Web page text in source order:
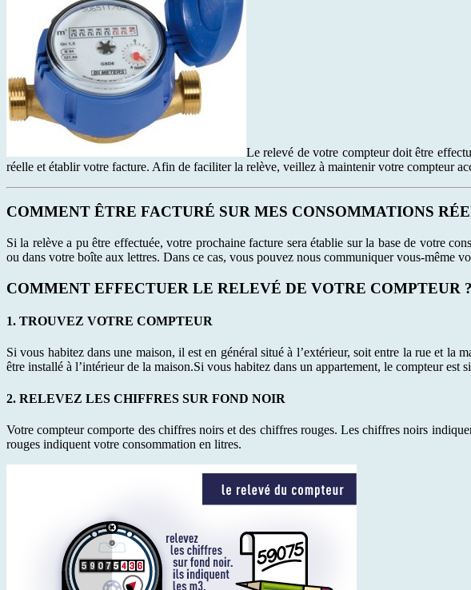
Le relevé de votre compteur doit être
réelle et établir votre facture. Afin de faciliter la relève, veillez à maintenir votre compteur
COMMENT ÊTRE FACTURÉ SUR MES CONSOMMATIONS
Si la relève a pu être effectuée, votre prochaine facture sera établie sur la base de votre
ou dans votre boîte aux lettres. Dans ce cas, vous pouvez nous communiquer vous-même
COMMENT EFFECTUER LE RELEVÉ DE VOTRE COMPTEUR ?
1. TROUVEZ VOTRE COMPTEUR
Si vous habitez dans une maison, il est en général situé à l’extérieur, soit entre la rue et la
être installé à l’intérieur de la maison.Si vous habitez dans un appartement, le compteur est
2. RELEVEZ LES CHIFFRES SUR FOND NOIR
Votre compteur comporte des chiffres noirs et des chiffres rouges. Les chiffres noirs
rouges indiquent votre consommation en litres.